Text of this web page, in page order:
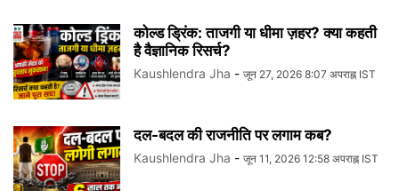
कोल्ड ड्रिंक: ताजगी या धीमा ज़हर? क्या कहती
है वैज्ञानिक रिसर्च?
Kaushlendra Jha - जून 27, 2026 8:07 अपराह्न IST
दल-बदल की राजनीति पर लगाम कब?
Kaushlendra Jha - जून 11, 2026 12:58 अपराह्न IST